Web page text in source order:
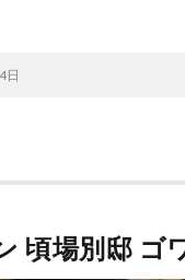
4日
頃場別邸 ゴ